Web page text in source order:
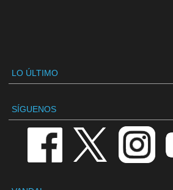
LO ÚLTIMO
SÍGUENOS